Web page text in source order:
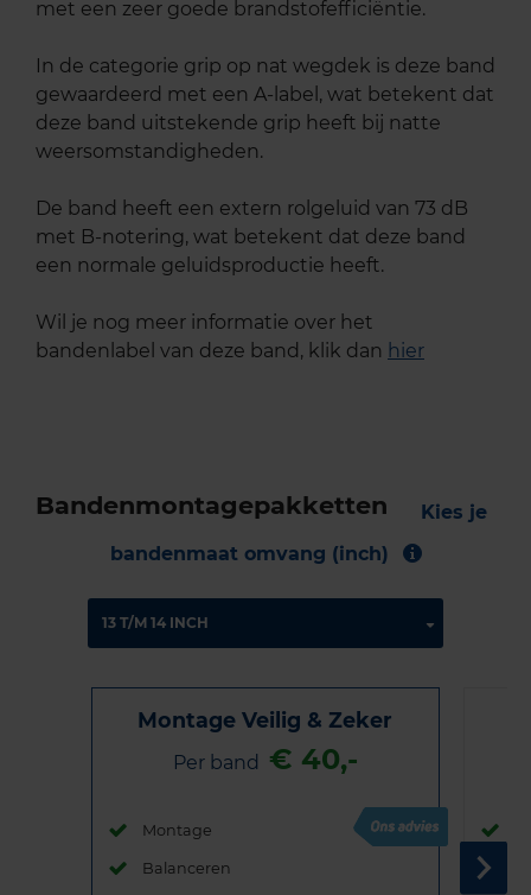
met een zeer goede brandstofefficiëntie.
In de categorie grip op nat wegdek is deze band
gewaardeerd met een A-label, wat betekent dat
deze band uitstekende grip heeft bij natte
weersomstandigheden.
De band heeft een extern rolgeluid van 73 dB
met B-notering, wat betekent dat deze band
een normale geluidsproductie heeft.
Wil je nog meer informatie over het
bandenlabel van deze band, klik dan hier
Bandenmontagepakketten
Kies je
bandenmaat omvang (inch)
Montage Veilig & Zeker
Per band € 40,-
Montage
Balanceren